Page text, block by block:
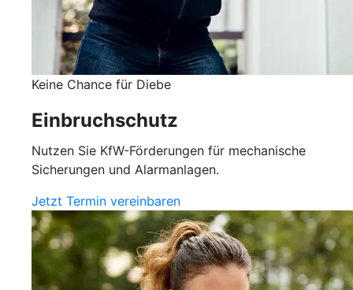
Keine Chance für Diebe
Einbruchschutz
Nutzen Sie KfW-Förderungen für mechanische
Sicherungen und Alarmanlagen.
Jetzt Termin vereinbaren